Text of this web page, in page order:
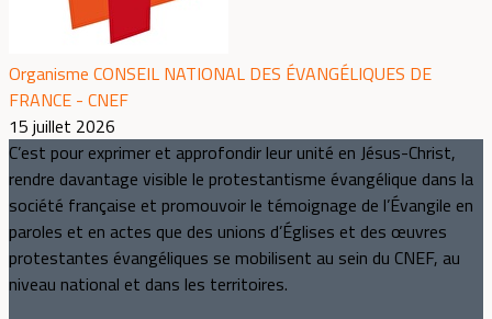
Organisme CONSEIL NATIONAL DES ÉVANGÉLIQUES DE
FRANCE - CNEF
15 juillet 2026
C’est pour exprimer et approfondir leur unité en Jésus-Christ,
rendre davantage visible le protestantisme évangélique dans la
société française et promouvoir le témoignage de l’Évangile en
paroles et en actes que des unions d’Églises et des œuvres
protestantes évangéliques se mobilisent au sein du CNEF, au
niveau national et dans les territoires.